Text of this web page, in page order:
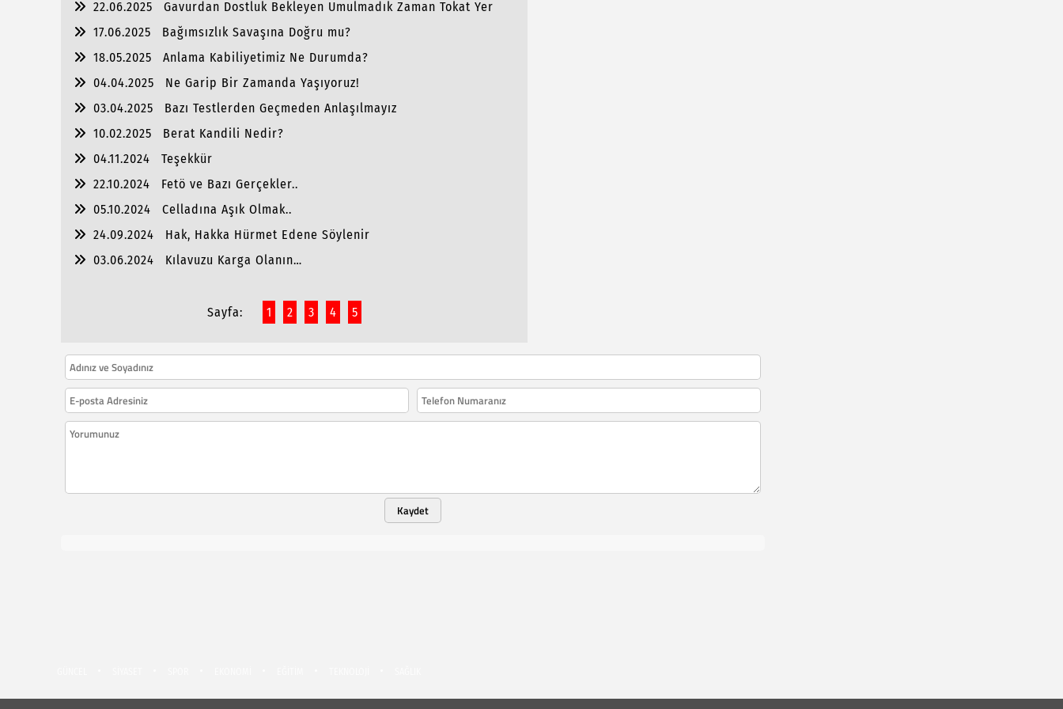
22.06.2025
Gavurdan Dostluk Bekleyen Umulmadık Zaman Tokat Yer
17.06.2025
Bağımsızlık Savaşına Doğru mu?
18.05.2025
Anlama Kabiliyetimiz Ne Durumda?
04.04.2025
Ne Garip Bir Zamanda Yaşıyoruz!
03.04.2025
Bazı Testlerden Geçmeden Anlaşılmayız
10.02.2025
Berat Kandili Nedir?
04.11.2024
Teşekkür
22.10.2024
Fetö ve Bazı Gerçekler..
05.10.2024
Celladına Aşık Olmak..
24.09.2024
Hak, Hakka Hürmet Edene Söylenir
03.06.2024
Kılavuzu Karga Olanın…
Sayfa: 1 2 3 4 5
Kaydet